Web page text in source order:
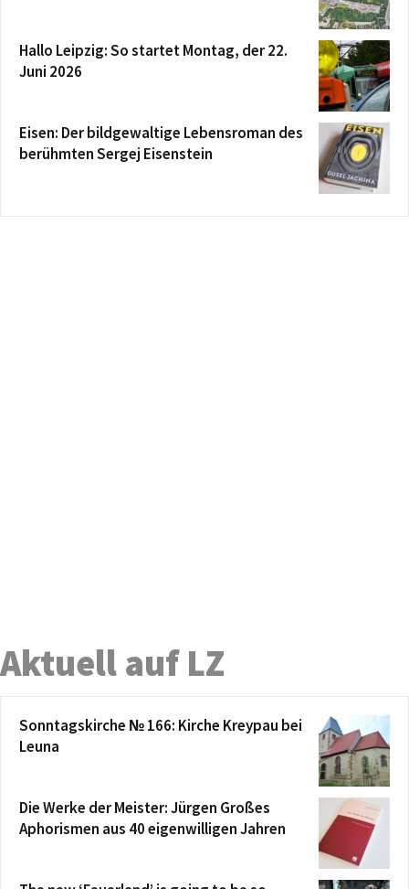
Hallo Leipzig: So startet Montag, der 22.
Juni 2026
Eisen: Der bildgewaltige Lebensroman des
berühmten Sergej Eisenstein
Aktuell auf LZ
Sonntagskirche № 166: Kirche Kreypau bei
Leuna
Die Werke der Meister: Jürgen Großes
Aphorismen aus 40 eigenwilligen Jahren